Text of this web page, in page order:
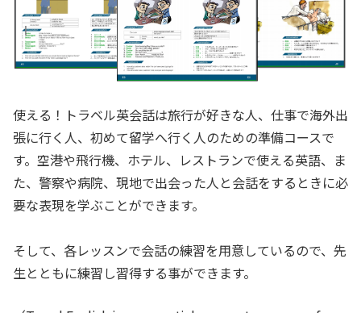
使える！トラベル英会話は旅行が好きな人、仕事で海外出
張に行く人、初めて留学へ行く人のための準備コースで
す。空港や飛行機、ホテル、レストランで使える英語、ま
た、警察や病院、現地で出会った人と会話をするときに必
要な表現を学ぶことができます。
そして、各レッスンで会話の練習を用意しているので、先
生とともに練習し習得する事ができます。